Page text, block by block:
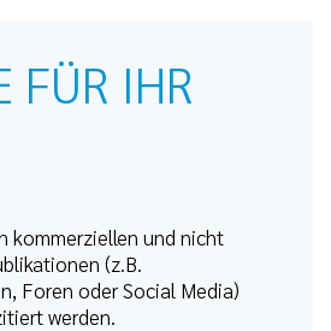
FÜR IHR
kommerziellen und nicht
(z.B.
Foren oder Social Media)
werden.